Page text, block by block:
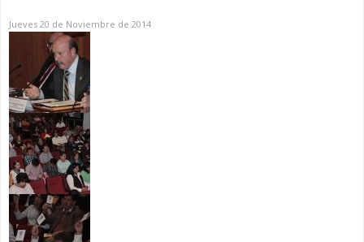
Jueves 20 de Noviembre de 2014